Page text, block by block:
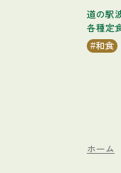
道の駅
各種定
和食
ホーム